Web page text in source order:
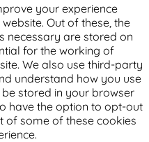
your experience
Out of these, the
necessary are stored on
for the working of
We also use third-party
understand how you use
stored in your browser
have the option to opt-out
of some of these cookies